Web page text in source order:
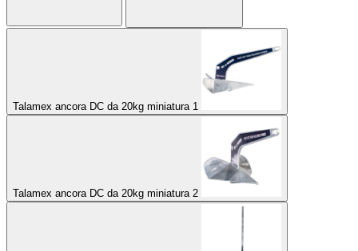
Talamex ancora DC da 20kg miniatura 1
Talamex ancora DC da 20kg miniatura 2